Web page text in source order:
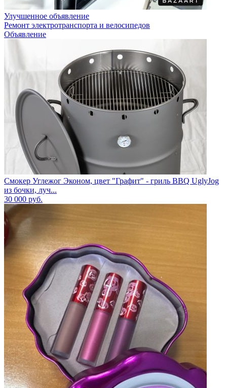
Улучшенное объявление
Ремонт электротранспорта и велосипедов
Объявление
Смокер Углежог Эконом, цвет "Графит" - гриль BBQ UglyJog
из бочки, луч...
30 000 руб.